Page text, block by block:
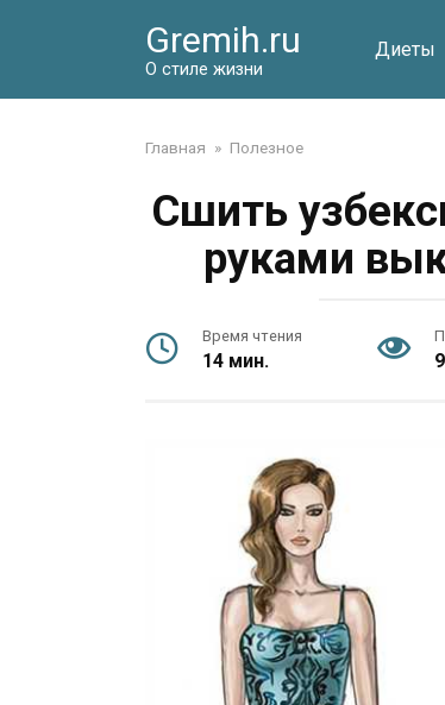
Gremih.ru
О стиле жизни
Диеты
Главная » Полезное
Сшить
руками
Время чтения
14 мин.